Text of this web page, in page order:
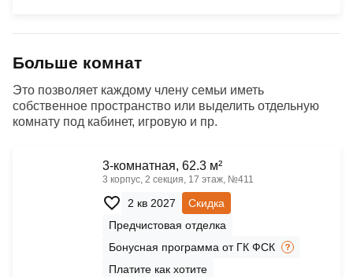
Больше комнат
Это позволяет каждому члену семьи иметь
собственное пространство или выделить отдельную
комнату под кабинет, игровую и пр.
3-комнатная, 62.3 м²
3 корпус, 2 секция, 17 этаж, №411
2 кв 2027
Скидка
Предчистовая отделка
Бонусная программа от ГК ФСК
Платите как хотите